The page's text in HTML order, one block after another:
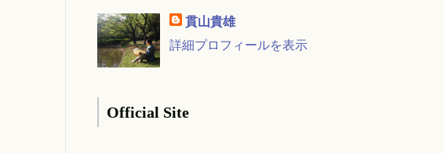
貫山貴雄
詳細プロフィールを表示
Official Site